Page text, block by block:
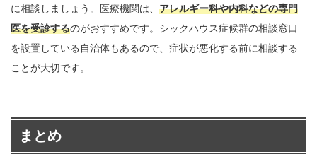
に相談しましょう。医療機関は、 アレルギー科や内科などの専門
医を受診するのがおすすめです。シックハウス症候群の相談窓口
を設置している自治体もあるので、症状が悪化する前に相談する
ことが大切です。
まとめ